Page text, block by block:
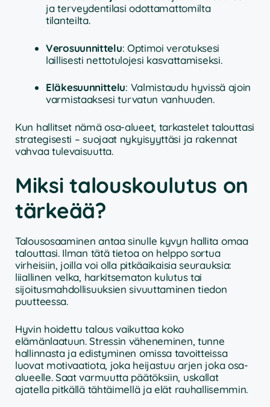
ja terveydentilasi odottamattomilta
tilanteilta.
Verosuunnittelu: Optimoi verotuksesi
laillisesti nettotulojesi kasvattamiseksi.
Eläkesuunnittelu: Valmistaudu hyvissä ajoin
varmistaaksesi turvatun vanhuuden.
Kun hallitset nämä osa-alueet, tarkastelet talouttasi
strategisesti – suojaat nykyisyyttäsi ja rakennat
vahvaa tulevaisuutta.
Miksi talouskoulutus on
tärkeää?
Talousosaaminen antaa sinulle kyvyn hallita omaa
talouttasi. Ilman tätä tietoa on helppo sortua
virheisiin, joilla voi olla pitkäaikaisia seurauksia:
liiallinen velka, harkitsematon kulutus tai
sijoitusmahdollisuuksien sivuuttaminen tiedon
puutteessa.
Hyvin hoidettu talous vaikuttaa koko
elämänlaatuun. Stressin väheneminen, tunne
hallinnasta ja edistyminen omissa tavoitteissa
luovat motivaatiota, joka heijastuu arjen joka osa-
alueelle. Saat varmuutta päätöksiin, uskallat
ajatella pitkällä tähtäimellä ja elät rauhallisemmin.